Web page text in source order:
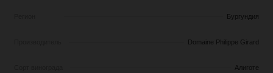
Бургундия
Domaine Philippe Girard
Алиготе